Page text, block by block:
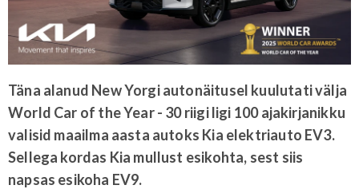
Täna alanud New Yorgi autonäitusel kuulutati välja
World Car of the Year - 30 riigi ligi 100 ajakirjanikku
valisid maailma aasta autoks Kia elektriauto EV3.
Sellega kordas Kia mullust esikohta, sest siis
napsas esikoha EV9.